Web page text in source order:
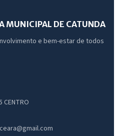
MUNICIPAL DE CATUNDA
e bem-estar de todos
CENTRO